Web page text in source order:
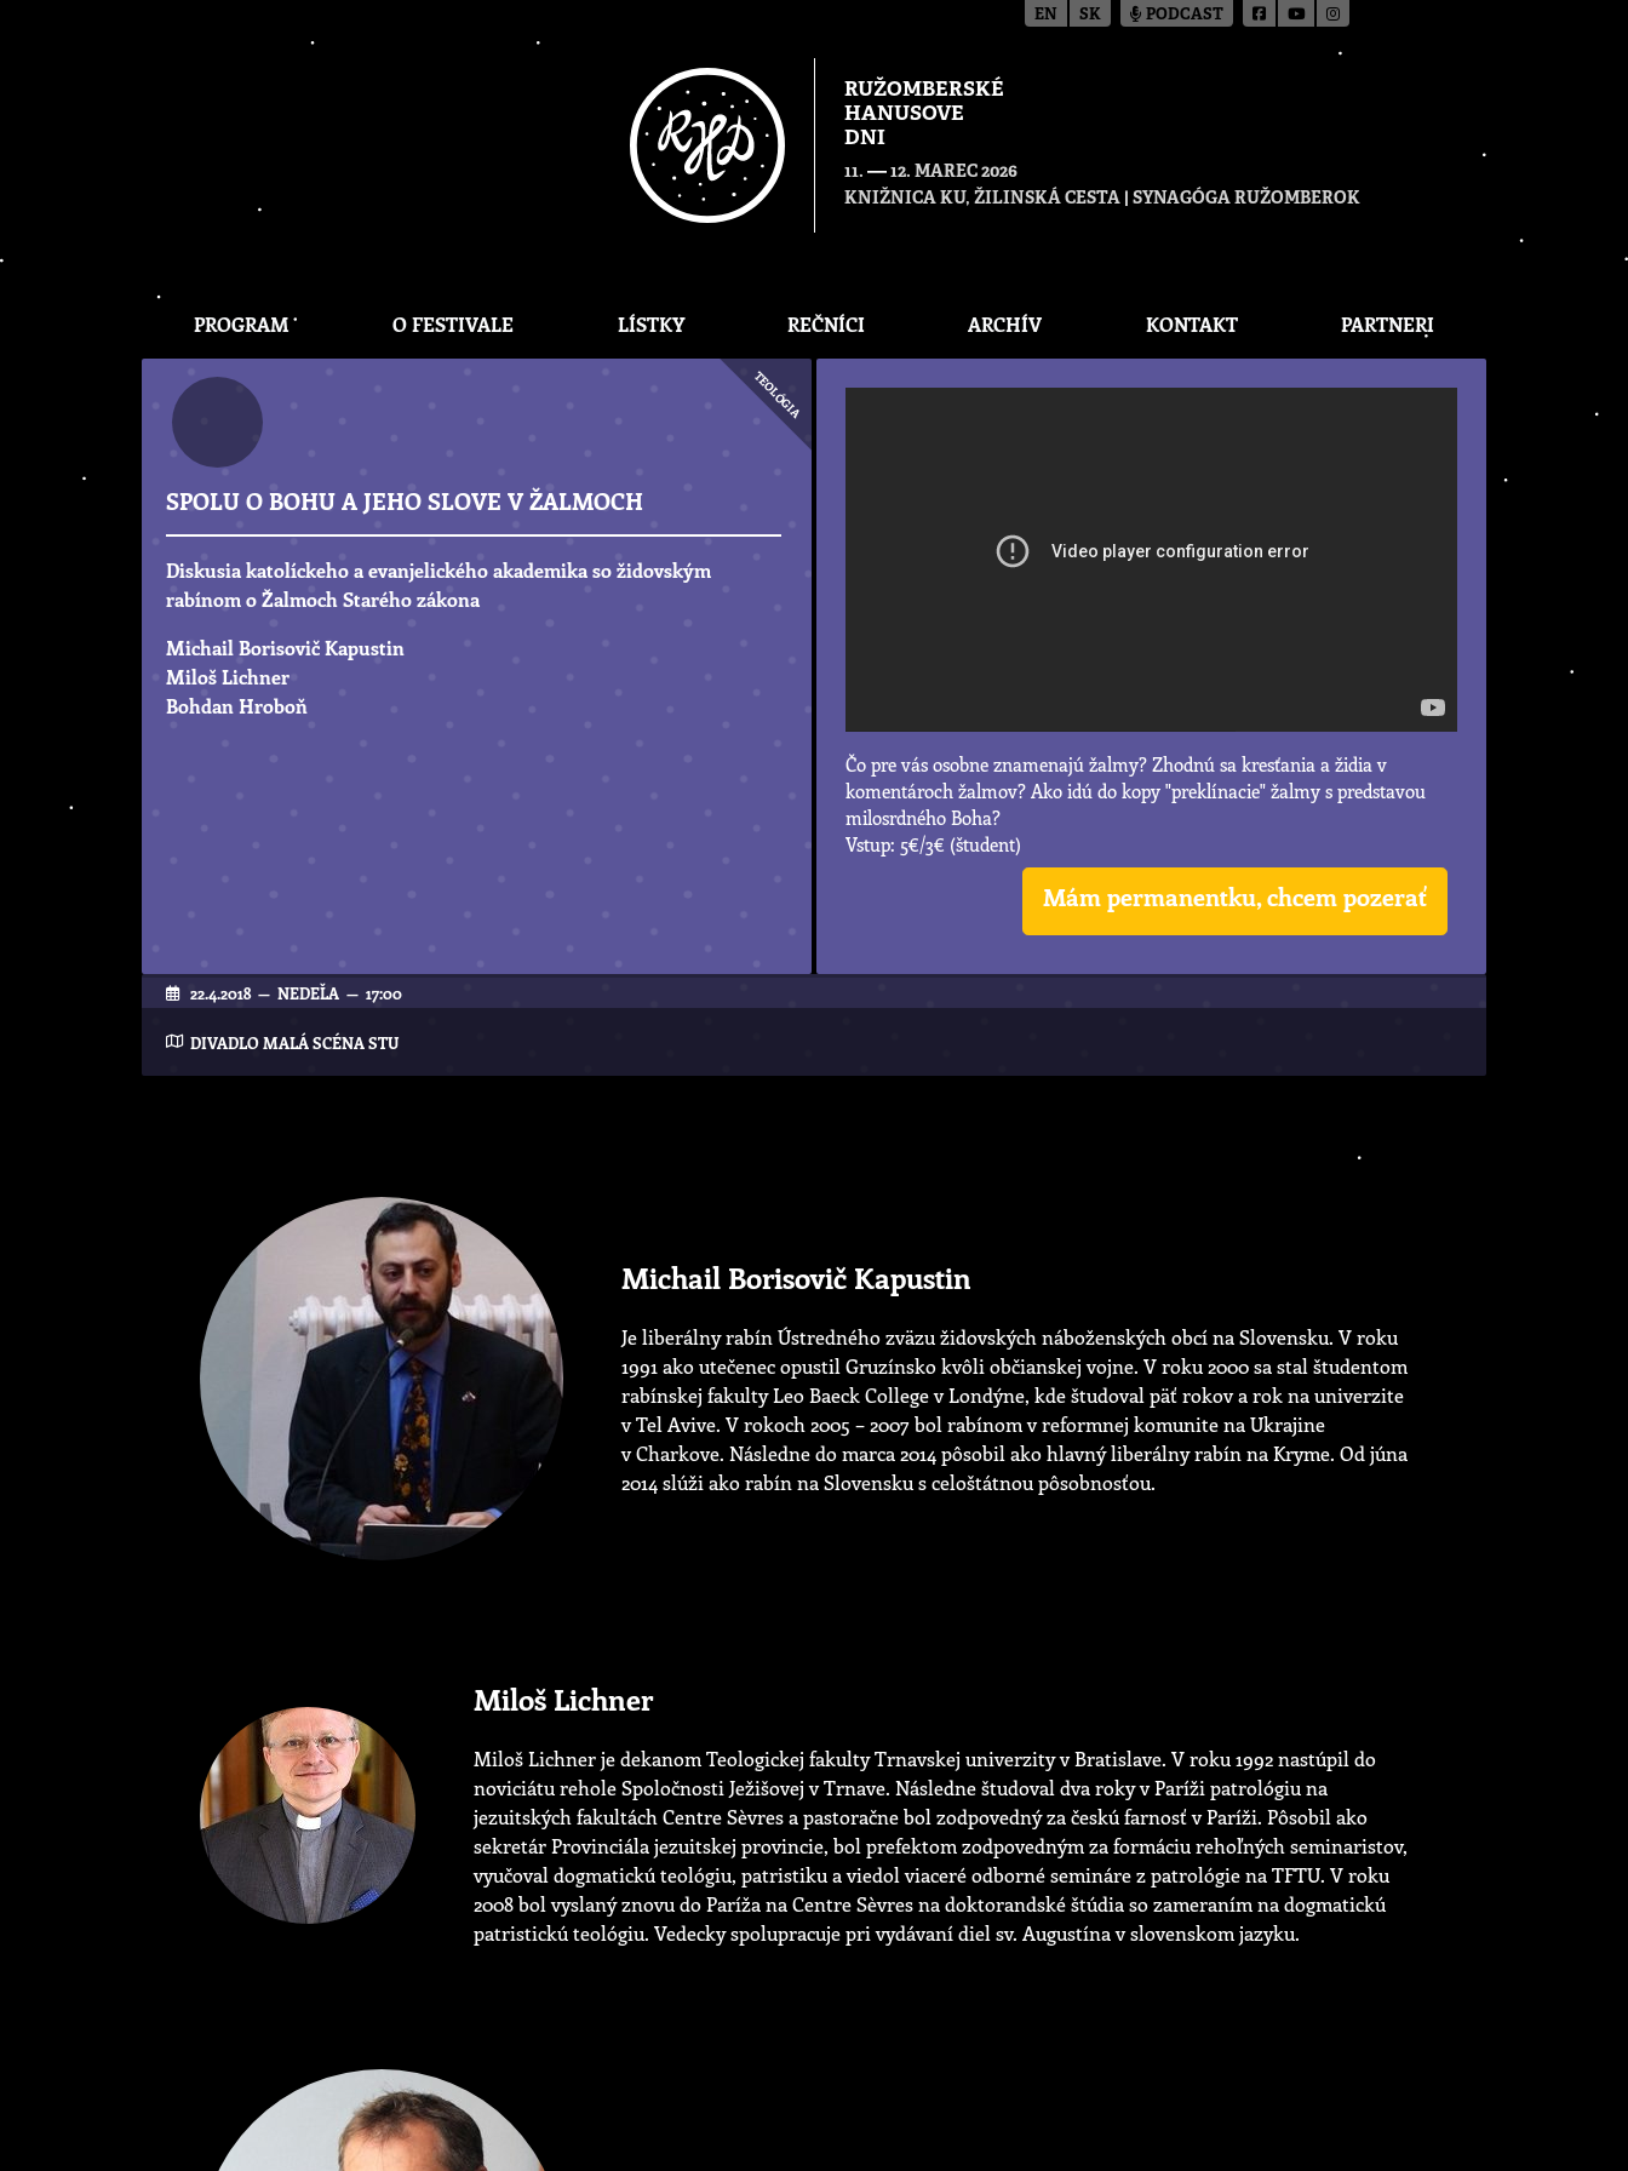
RUŽOMBERSKÉ
HANUSOVE
DNI
11. — 12. MAREC 2026
KNIŽNICA KU, ŽILINSKÁ CESTA | SYNAGÓGA RUŽOMBEROK
PROGRAM O FESTIVALE LÍSTKY REČNÍCI ARCHÍV KONTAKT PARTNERI
TEOLÓGIA
SPOLU O BOHU A JEHO SLOVE V ŽALMOCH
Diskusia katolíckeho a evanjelického akademika so židovským
rabínom o Žalmoch Starého zákona
Michail Borisovič Kapustin
Miloš Lichner
Bohdan Hroboň
Čo pre vás osobne znamenajú žalmy? Zhodnú sa kresťania a židia v
komentároch žalmov? Ako idú do kopy "preklínacie" žalmy s predstavou
milosrdného Boha?
Vstup: 5€/3€ (študent)
Mám permanentku, chcem pozerať
22.4.2018 — NEDEĽA — 17:00
DIVADLO MALÁ SCÉNA STU
Michail Borisovič Kapustin
Je liberálny rabín Ústredného zväzu židovských náboženských obcí na Slovensku. V roku
1991 ako utečenec opustil Gruzínsko kvôli občianskej vojne. V roku 2000 sa stal študentom
rabínskej fakulty Leo Baeck College v Londýne, kde študoval päť rokov a rok na univerzite
v Tel Avive. V rokoch 2005 – 2007 bol rabínom v reformnej komunite na Ukrajine
v Charkove. Následne do marca 2014 pôsobil ako hlavný liberálny rabín na Kryme. Od júna
2014 slúži ako rabín na Slovensku s celoštátnou pôsobnosťou.
Miloš Lichner
Miloš Lichner je dekanom Teologickej fakulty Trnavskej univerzity v Bratislave. V roku 1992 nastúpil do
noviciátu rehole Spoločnosti Ježišovej v Trnave. Následne študoval dva roky v Paríži patrológiu na
jezuitských fakultách Centre Sèvres a pastoračne bol zodpovedný za českú farnosť v Paríži. Pôsobil ako
sekretár Provinciála jezuitskej provincie, bol prefektom zodpovedným za formáciu rehoľných seminaristov,
vyučoval dogmatickú teológiu, patristiku a viedol viaceré odborné semináre z patrológie na TFTU. V roku
2008 bol vyslaný znovu do Paríža na Centre Sèvres na doktorandské štúdia so zameraním na dogmatickú
patristickú teológiu. Vedecky spolupracuje pri vydávaní diel sv. Augustína v slovenskom jazyku.
EN SK PODCAST